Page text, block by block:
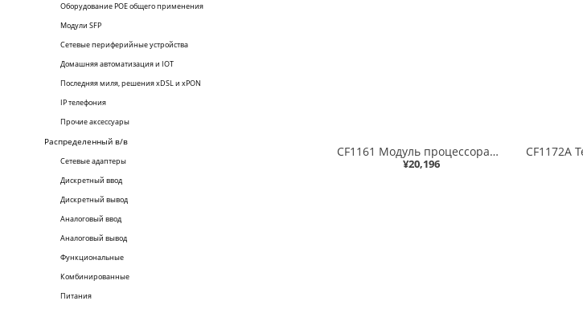
Оборудование POE общего применения
Модули SFP
Сетевые периферийные устройства
Домашняя автоматизация и IOT
Последняя миля, решения xDSL и xPON
IP телефония
Прочие аксессуары
Распределенный в/в
Сетевые адаптеры
Дискретный ввод
Дискретный вывод
Аналоговый ввод
Аналоговый вывод
Функциональные
Комбинированные
Питания
CF1161 Модуль процессора, 32-бит многозадачный промышленный микроконтроллер, 512М DDR RAM 2G NAND FLASH 128K FRAM, поддержка сетей SNet и Modbus TCP Master и Slave, Modbus RTU Master и Slave, поддержка резерви
¥20,196